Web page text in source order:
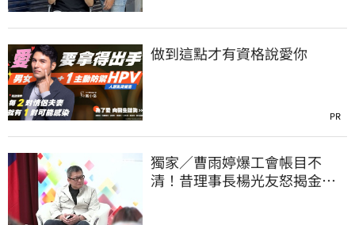
做到這點才有資格說愛你
PR
獨家／曹雨婷爆工會帳目不
清！昔理事長楊光友怒揭金流